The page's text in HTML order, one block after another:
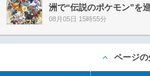
洲で“伝説のポケモン”を
08月05日 15時55分
ページ